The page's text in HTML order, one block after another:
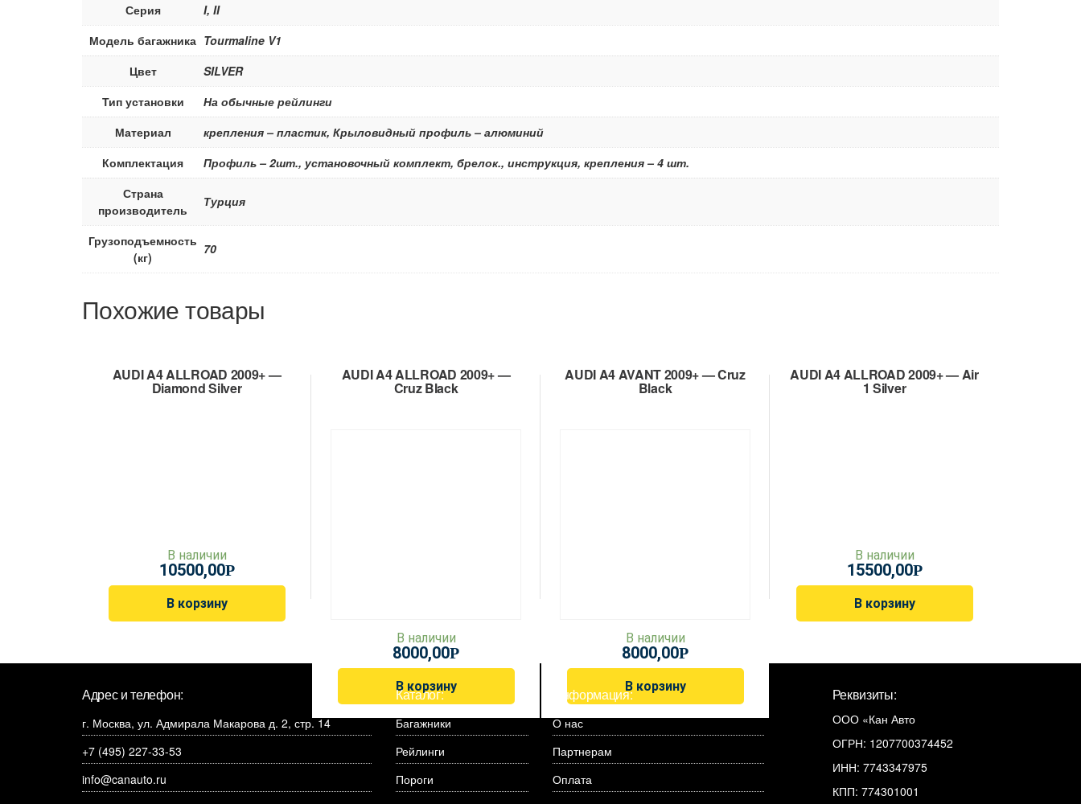
Серия
I, II
Модель багажника Tourmaline V1
Цвет
SILVER
Тип установки
На обычные рейлинги
Материал
крепления – пластик, Крыловидный профиль – алюминий
Комплектация
Профиль – 2шт., установочный комплект, брелок., инструкция, крепления – 4 шт.
Страна
производитель
Турция
Грузоподъемность
(кг)
70
Похожие товары
AUDI A4 ALLROAD 2009+ —
Diamond Silver
В наличии
10500,00Р
В корзину
AUDI A4 ALLROAD 2009+ —
Cruz Black
В наличии
8000,00Р
В корзину
AUDI A4 AVANT 2009+ — Cruz
Black
В наличии
8000,00Р
В корзину
AUDI A4 ALLROAD 2009+ — Air
1 Silver
В наличии
15500,00Р
В корзину
Адрес и телефон:
г. Москва, ул. Адмирала Макарова д. 2, стр. 14
+7 (495) 227-33-53
info@canauto.ru
Каталог:
Багажники
Рейлинги
Пороги
Информация:
О нас
Партнерам
Оплата
Реквизиты:
ООО «Кан Авто
ОГРН: 1207700374452
ИНН: 7743347975
КПП: 774301001